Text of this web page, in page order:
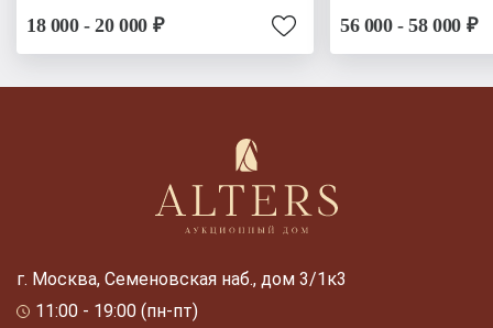
18 000 - 20 000 ₽ 56 000 - 58 000 ₽
г. Москва, Семеновская наб., дом 3/1к3
11:00 - 19:00 (пн-пт)